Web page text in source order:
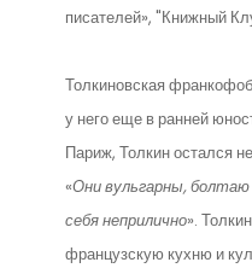
писателей», "Книжный
Толкиновская
у него еще в ранней
Париж, Толкин остался
«Они вульгарны,
себя неприлично».
французскую кухню и